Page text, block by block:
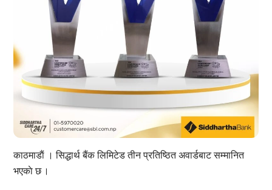
काठमाडाैं । सिद्धार्थ बैंक लिमिटेड तीन प्रतिष्ठित अवार्डबाट सम्मानित
भएकाे छ ।